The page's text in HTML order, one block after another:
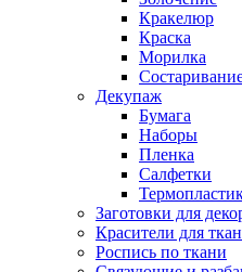
Кракелюр
Краска
Морилка
Декупаж
Бумага
Наборы
Пленка
Салфетки
Заготовки для
Красители для
Роспись по ткани